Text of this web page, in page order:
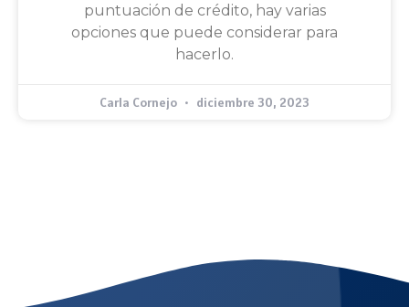
puntuación de crédito, hay varias
opciones que puede considerar para
hacerlo.
Carla Cornejo diciembre 30, 2023